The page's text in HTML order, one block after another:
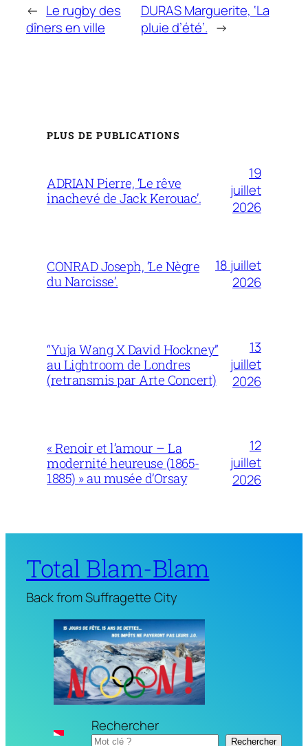
← Le rugby des
dîners en ville
DURAS Marguerite, ‘La
pluie d’été’. →
PLUS DE PUBLICATIONS
ADRIAN Pierre, ‘Le rêve
inachevé de Jack Kerouac’.
19
juillet
2026
CONRAD Joseph, ‘Le Nègre
du Narcisse’.
18 juillet
2026
“Yuja Wang X David Hockney”
au Lightroom de Londres
(retransmis par Arte Concert)
13
juillet
2026
« Renoir et l’amour – La
modernité heureuse (1865-
1885) » au musée d’Orsay
12
juillet
2026
Total Blam-Blam
Back from Suffragette City
Rechercher
Rechercher